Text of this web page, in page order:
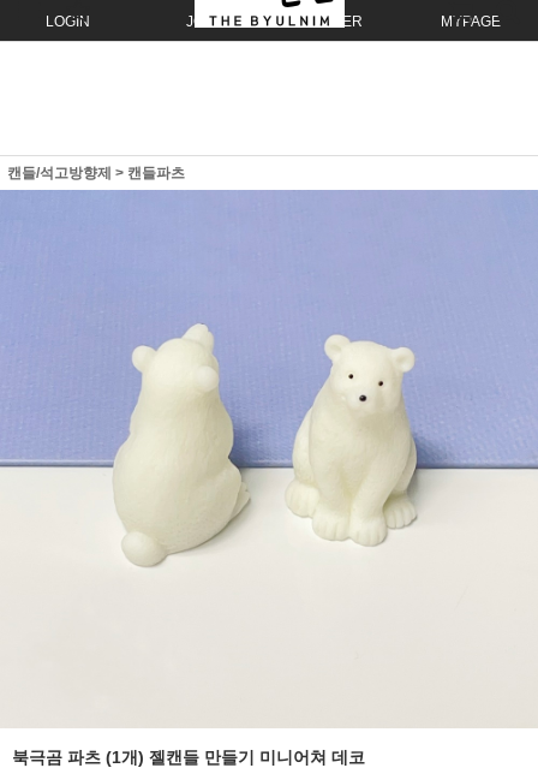
LOGIN JOIN ORDER MYPAGE
캔들/석고방향제 > 캔들파츠
북극곰 파츠 (1개) 젤캔들 만들기 미니어쳐 데코